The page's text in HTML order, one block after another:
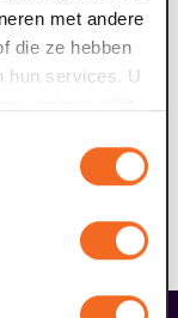
met andere
die ze hebben
hun services. U